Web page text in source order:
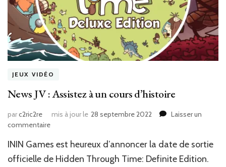
JEUX VIDÉO
News JV : Assistez à un cours d’histoire
parc2ric2re mis à jour le 28 septembre 2022
Laisser un
commentairesur
JV
:
ININ Games est heureux d’annoncer la date de sortie
officielle de Hidden Through Time: Definite Edition.